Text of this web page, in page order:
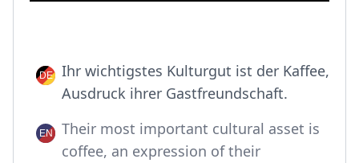
Ihr wichtigstes Kulturgut ist der Kaffee,
Ausdruck ihrer Gastfreundschaft.
Their most important cultural asset is
coffee, an expression of their